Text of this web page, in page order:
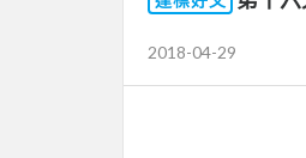
2018-04-29